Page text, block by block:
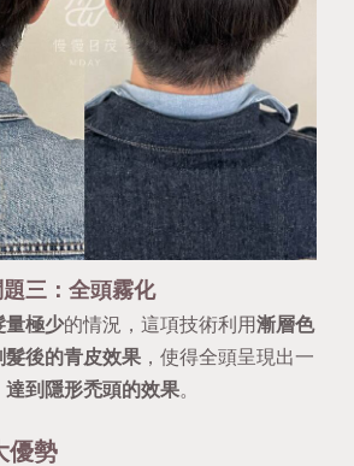
三：全頭霧化
量極少的情況，這項技術利用漸層色
髮後的青皮效果 ，使得全頭呈現出一
達到隱形禿頭的效果。
優勢